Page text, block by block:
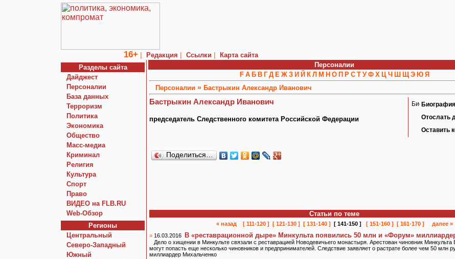
16+ | Редакция | Ссылки |
Карта сайта
Разделы сайта
Дайджест
Персоналии
База данных
Терроризм
Политика
Экономика
Общество
Macc-медиа
Криминал
Религия
Культура
Спорт
Право
ВИДЕО на FLB.RU
Web-Обзор
Регионы
Центральный
Северо-Западный
Южный
Персоналии
F А Б В Г Д Е Ж З И Й К Л М Н О П Р С Т У Ф Х Ц Ч Ш Щ Э Ю Я
Персоналии » Бастрыкин Александр Иванович
Бастрыкин Александр Иванович
председатель Следственного комитета Российской Федерации
Биография
Отослать
Оставить
Поделиться…
Статьи по теме
« назад [ 111-120 ] [ 121-130 ] [ 131-140 ] [ 141-150 ] [ 151-160 ] [ 161-170 ]
далее »
» 16.03.2016 В «реставрационной дыре» Минкульта появились 50 млн и «Форум»
Дело о хищении в Минкульте связали с реставрацией Новодевичьего монастыря. Арестован чиновник
могут попасть еще несколько чиновников и предпринимателей. Следствие заявляет о растрате более чем 50 млн
миллиардер Михальченко